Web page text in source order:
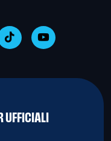
UFFICIALI